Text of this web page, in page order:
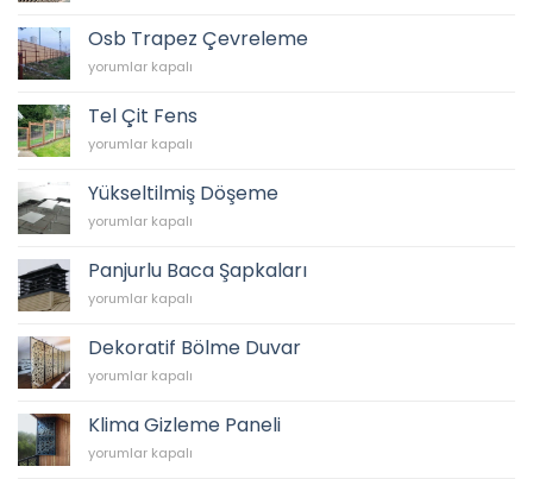
Mesh
için
Osb Trapez Çevreleme
Osb
Çevreleme
için
yorumlar kapalı
Tel Çit Fens
Tel
Fens
için
yorumlar kapalı
Yükseltilmiş Döşeme
Yükseltilmiş
için
yorumlar kapalı
Panjurlu Baca Şapkaları
Panjurlu
Şapkaları
için
yorumlar kapalı
Dekoratif Bölme Duvar
Dekoratif
Duvar
için
yorumlar kapalı
Klima Gizleme Paneli
Klima
yorumlar kapalı